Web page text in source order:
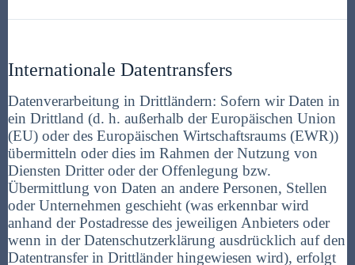
Internationale Datentransfers
Datenverarbeitung in Drittländern: Sofern wir Daten in
ein Drittland (d. h. außerhalb der Europäischen Union
(EU) oder des Europäischen Wirtschaftsraums (EWR))
übermitteln oder dies im Rahmen der Nutzung von
Diensten Dritter oder der Offenlegung bzw.
Übermittlung von Daten an andere Personen, Stellen
oder Unternehmen geschieht (was erkennbar wird
anhand der Postadresse des jeweiligen Anbieters oder
wenn in der Datenschutzerklärung ausdrücklich auf den
Datentransfer in Drittländer hingewiesen wird), erfolgt